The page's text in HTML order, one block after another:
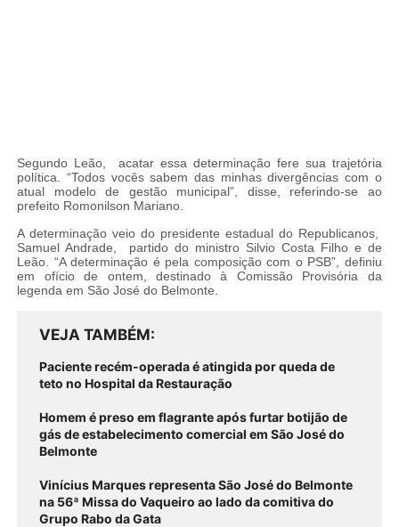
Segundo Leão, acatar essa determinação fere sua trajetória
política. “Todos vocês sabem das minhas divergências com o
atual modelo de gestão municipal”, disse, referindo-se ao
prefeito Romonilson Mariano.
A determinação veio do presidente estadual do Republicanos,
Samuel Andrade, partido do ministro Silvio Costa Filho e de
Leão. “A determinação é pela composição com o PSB”, definiu
em ofício de ontem, destinado à Comissão Provisória da
legenda em São José do Belmonte.
VEJA TAMBÉM
Paciente recém-operada é atingida por queda de
teto no Hospital da Restauração
Homem é preso em flagrante após furtar botijão de
gás de estabelecimento comercial em São José do
Belmonte
Vinícius Marques representa São José do Belmonte
na 56ª Missa do Vaqueiro ao lado da comitiva do
Grupo Rabo da Gata